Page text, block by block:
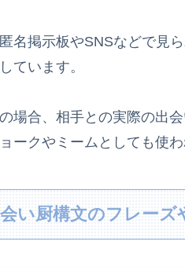
名掲示板やSNSなどで見
ています。
場合、相手との実際の出
ークやミームとしても使
い厨構文のフレーズ